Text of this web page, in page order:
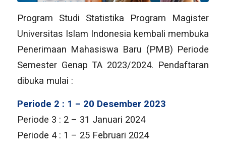
Program Studi Statistika Program Magister
Universitas Islam Indonesia kembali membuka
Penerimaan Mahasiswa Baru (PMB) Periode
Semester Genap TA 2023/2024. Pendaftaran
dibuka mulai :
Periode 2 : 1 – 20 Desember 2023
Periode 3 : 2 – 31 Januari 2024
Periode 4 : 1 – 25 Februari 2024